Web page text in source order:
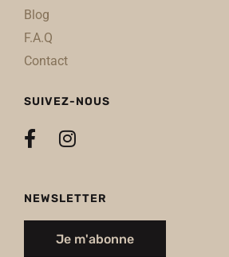
Blog
F.A.Q
Contact
SUIVEZ-NOUS
NEWSLETTER
Je m'abonne